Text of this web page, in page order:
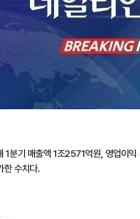
1분기 매출액 1조2571억원, 영업이
수치다.